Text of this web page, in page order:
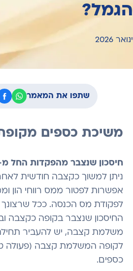
הגמל?
ינואר 2026
שתפו את המאמר
משיכת כספים
חיסכון שנצבר מהפקדות החל מ-1 לינואר
אפשרות לפטור ממס רווחי הון
לפקודת מס הכנסה. ככל
החיסכון שנצבר בקופה כקצבה
משלמת קצבה, יש להעביר
לקופה המשלמת קצבה (פעולה
כספים.